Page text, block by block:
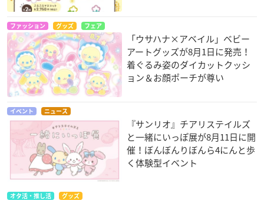
ファッション グッズ フェア
「ウサハナ×アベイル」ベビー
アートグッズが8月1日に発売！
着ぐるみ姿のダイカットクッシ
ョン＆お顔ポーチが尊い
イベント ニュース
『サンリオ』チアリステイルズ
と一緒にいっぽ展が8月11日に開
催！ぼんぼんりぼんら4にんと歩
く体験型イベント
オタ活・推し活 グッズ